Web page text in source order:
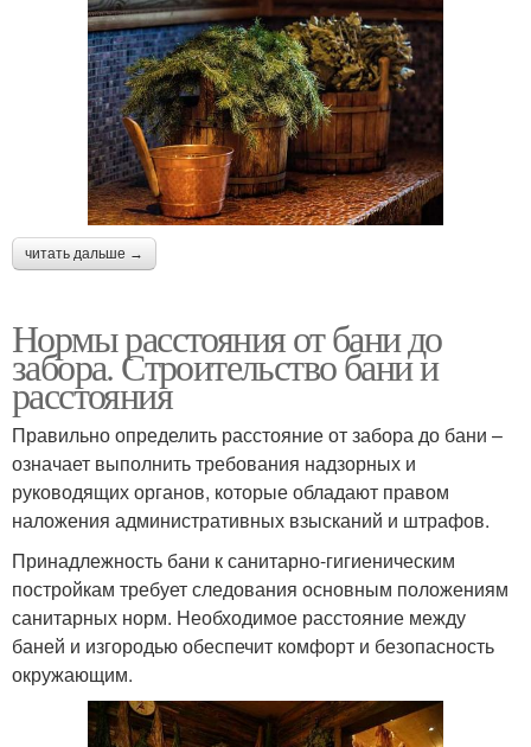
читать дальше →
Нормы расстояния от бани до
забора. Строительство бани и
расстояния
Правильно определить расстояние от забора до бани –
означает выполнить требования надзорных и
руководящих органов, которые обладают правом
наложения административных взысканий и штрафов.
Принадлежность бани к санитарно-гигиеническим
постройкам требует следования основным положениям
санитарных норм. Необходимое расстояние между
баней и изгородью обеспечит комфорт и безопасность
окружающим.